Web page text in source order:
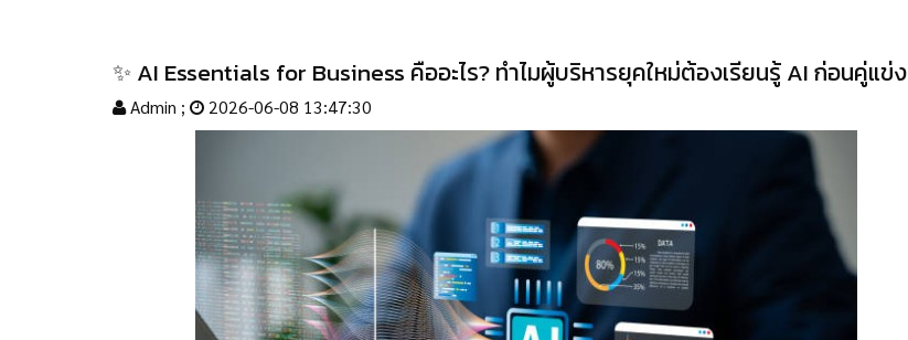
✨ AI Essentials for Business คืออะไร? ทำไมผู้บริหารยุคใหม่ต้องเรียนรู้ AI ก่อนคู่แข่ง
Admin ; 2026-06-08 13:47:30